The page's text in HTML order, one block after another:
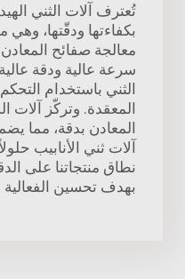
بكفاءتها ودقّتها،
سرعة عالية ودقة
المعقدة. وتركّز آلات
المعادن بدقة، مما
آلات ثني الأنابيب
نطاق منتجاتنا على
بهدف تحسين